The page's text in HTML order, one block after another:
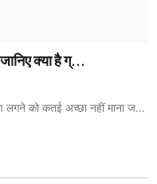
क्या है ग्...
लगने को कतई अच्छा नहीं माना ज...